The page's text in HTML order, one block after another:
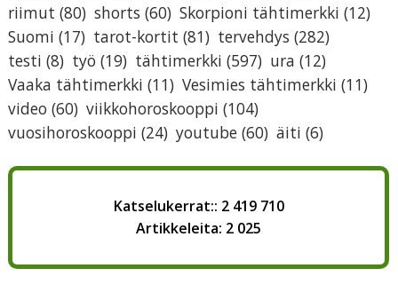
riimut (80) shorts (60) Skorpioni tähtimerkki (12)
Suomi (17) tarot-kortit (81) tervehdys (282)
testi (8) työ (19) tähtimerkki (597) ura (12)
Vaaka tähtimerkki (11) Vesimies tähtimerkki (11)
video (60) viikkohoroskooppi (104)
vuosihoroskooppi (24) youtube (60) äiti (6)
Katselukerrat:: 2 419 710
Artikkeleita: 2 025